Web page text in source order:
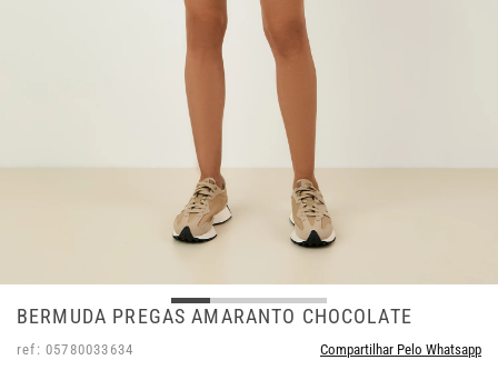
BERMUDA PREGAS AMARANTO CHOCOLATE
ref: 05780033634 Compartilhar Pelo Whatsapp